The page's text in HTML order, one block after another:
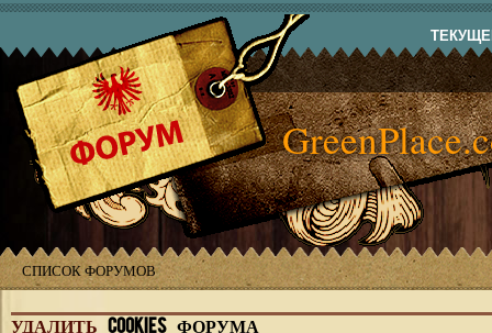
СПИСОК ФОРУМОВ
УДАЛИТЬ COOKIES ФОРУМА